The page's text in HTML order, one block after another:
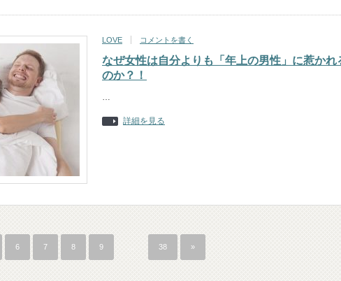
LOVE コメントを書く
なぜ女性は自分よりも「年上の男性」に惹かれ
のか？！
…
詳細を見る
6 7 8 9 38 »